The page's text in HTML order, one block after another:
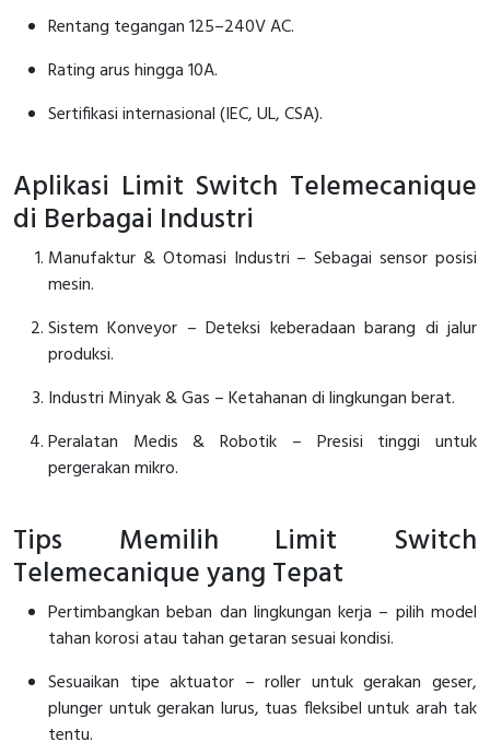
Rentang tegangan 125–240V AC.
Rating arus hingga 10A.
Sertifikasi internasional (IEC, UL, CSA).
Aplikasi Limit Switch Telemecanique
di Berbagai Industri
Manufaktur & Otomasi Industri – Sebagai sensor posisi
mesin.
Sistem Konveyor – Deteksi keberadaan barang di jalur
produksi.
Industri Minyak & Gas – Ketahanan di lingkungan berat.
Peralatan Medis & Robotik – Presisi tinggi untuk
pergerakan mikro.
Tips Memilih Limit Switch
Telemecanique yang Tepat
Pertimbangkan beban dan lingkungan kerja – pilih model
tahan korosi atau tahan getaran sesuai kondisi.
Sesuaikan tipe aktuator – roller untuk gerakan geser,
plunger untuk gerakan lurus, tuas fleksibel untuk arah tak
tentu.